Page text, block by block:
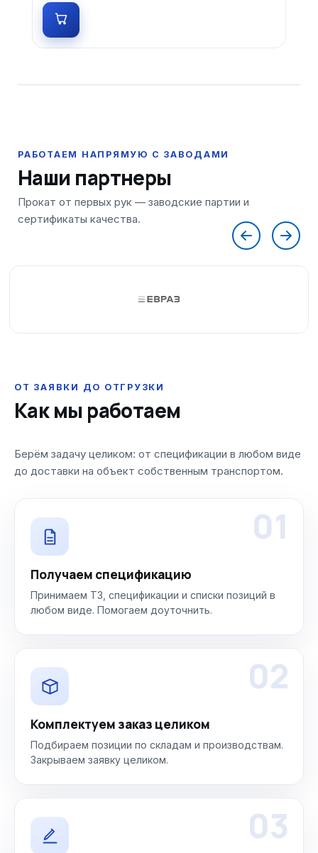
Наши партнеры
ОТ ЗАЯВКИ ДО ОТГРУЗКИ
Как мы работаем
Берём задачу целиком: от спецификации в любом виде
до доставки на объект собственным транспортом.
01
Получаем спецификацию
Принимаем ТЗ, спецификации и списки позиций в
любом виде. Помогаем доуточнить.
02
Комплектуем заказ целиком
Подбираем позиции по складам и производствам.
Закрываем заявку целиком.
03